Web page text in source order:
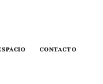
CONTACTO